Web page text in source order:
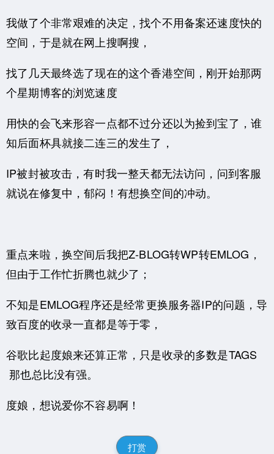
我做了个非常艰难的决定，找个不用备案还速度快的
空间，于是就在网上搜啊搜，
找了几天最终选了现在的这个香港空间，刚开始那两
个星期博客的浏览速度
用快的会飞来形容一点都不过分还以为捡到宝了，谁
知后面杯具就接二连三的发生了，
IP被封被攻击，有时我一整天都无法访问，问到客服
就说在修复中，郁闷！有想换空间的冲动。
重点来啦，换空间后我把Z-BLOG转WP转EMLOG，
但由于工作忙折腾也就少了；
不知是EMLOG程序还是经常更换服务器IP的问题，导
致百度的收录一直都是等于零，
谷歌比起度娘来还算正常，只是收录的多数是TAGS
那也总比没有强。
度娘，想说爱你不容易啊！
打赏